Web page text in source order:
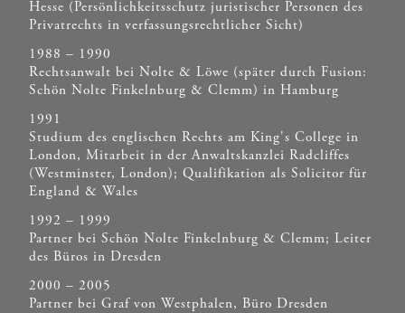
Hesse (Persönlichkeitsschutz juristischer Personen des
Privatrechts in verfassungsrechtlicher Sicht)
1988 – 1990
Rechtsanwalt bei Nolte & Löwe (später durch Fusion:
Schön Nolte Finkelnburg & Clemm) in Hamburg
1991
Studium des englischen Rechts am King's College in
London, Mitarbeit in der Anwaltskanzlei Radcliffes
(Westminster, London); Qualifikation als Solicitor für
England & Wales
1992 – 1999
Partner bei Schön Nolte Finkelnburg & Clemm; Leiter
des Büros in Dresden
2000 – 2005
Partner bei Graf von Westphalen, Büro Dresden